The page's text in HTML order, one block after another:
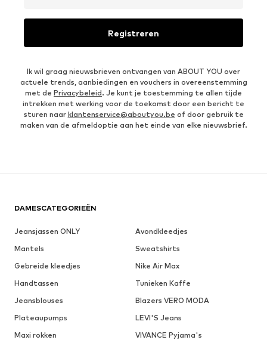
Registreren
Ik wil graag nieuwsbrieven ontvangen van ABOUT YOU over
actuele trends, aanbiedingen en vouchers in overeenstemming
met de Privacybeleid. Je kunt je toestemming te allen tijde
intrekken met werking voor de toekomst door een bericht te
sturen naar klantenservice@aboutyou.be of door gebruik te
maken van de afmeldoptie aan het einde van elke nieuwsbrief.
DAMESCATEGORIEËN
Jeansjassen ONLY
Avondkleedjes
Mantels
Sweatshirts
Gebreide kleedjes
Nike Air Max
Handtassen
Tunieken Kaffe
Jeansblouses
Blazers VERO MODA
Plateaupumps
LEVI'S Jeans
Maxi rokken
VIVANCE Pyjama's